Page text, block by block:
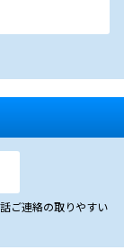
ご連絡の取りやすい